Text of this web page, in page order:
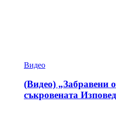
Видео
(Видео) „Забравени
съкровената